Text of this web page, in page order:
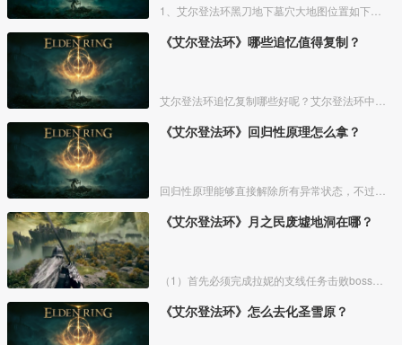
《艾尔登法环》哪些追忆值得复制？
《艾尔登法环》回归性原理怎么拿？
《艾尔登法环》月之民废墟地洞在哪？
《艾尔登法环》怎么去化圣雪原？